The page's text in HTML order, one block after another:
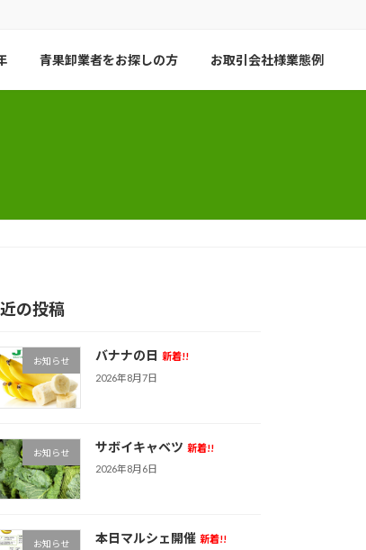
青果卸業者をお探しの方 お取引会社様業態例
の投稿
お知らせ バナナの日 新着!!
2026年8月7日
お知らせ サボイキャベツ 新着!!
2026年8月6日
お知らせ 本日マルシェ開催 新着!!